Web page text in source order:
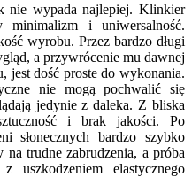
nie wypada najlepiej. Klinkier
minimalizm i uniwersalność.
wyrobu. Przez bardzo długi
a przywrócenie mu dawnej
jest dość proste do wykonania.
nie mogą pochwalić się
jedynie z daleka. Z bliska
i brak jakości. Po
słonecznych bardzo szybko
trudne zabrudzenia, a próba
uszkodzeniem elastycznego